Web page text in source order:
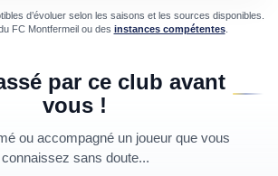
d’évoluer selon les saisons et les sources disponibles.
FC Montfermeilou des instances compétentes.
par ce club avant
vous !
ou accompagné un joueur que vous
connaissez sans doute...